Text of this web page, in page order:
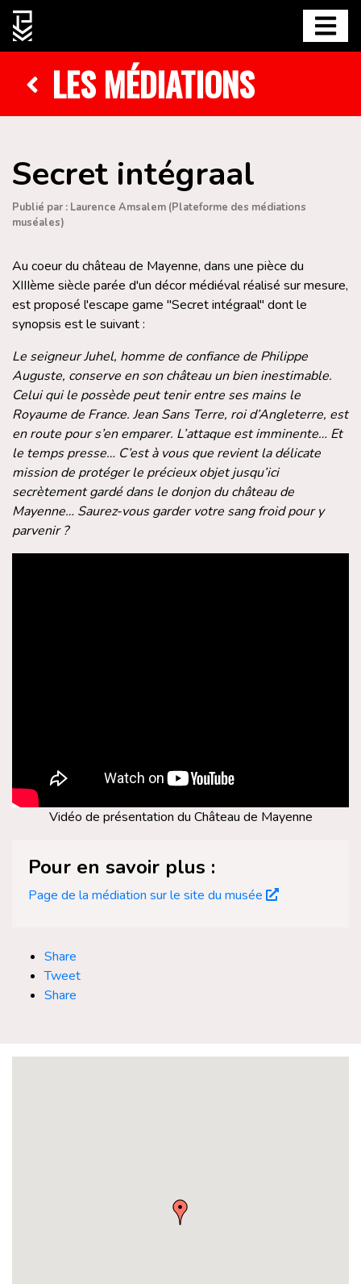
LES MÉDIATIONS
Secret intégraal
Publié par : Laurence Amsalem (Plateforme des médiations
muséales)
Au coeur du château de Mayenne, dans une pièce du
XIIIème siècle parée d'un décor médiéval réalisé sur mesure,
est proposé l'escape game "Secret intégraal" dont le
synopsis est le suivant :
Le seigneur Juhel, homme de confiance de Philippe
Auguste, conserve en son château un bien inestimable.
Celui qui le possède peut tenir entre ses mains le
Royaume de France. Jean Sans Terre, roi d’Angleterre, est
en route pour s’en emparer. L’attaque est imminente… Et
le temps presse… C’est à vous que revient la délicate
mission de protéger le précieux objet jusqu’ici
secrètement gardé dans le donjon du château de
Mayenne… Saurez-vous garder votre sang froid pour y
parvenir ?
Vidéo de présentation du Château de Mayenne
Pour en savoir plus :
Page de la médiation sur le site du musée
Share
Tweet
Share